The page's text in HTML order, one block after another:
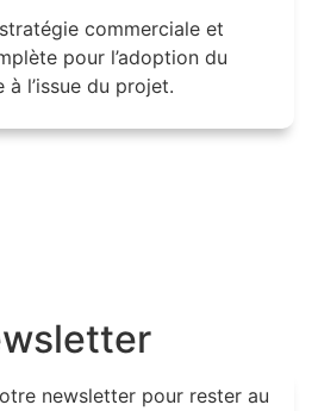
commerciale et
pour l’adoption du
à l’issue du projet.
newsletter pour rester au